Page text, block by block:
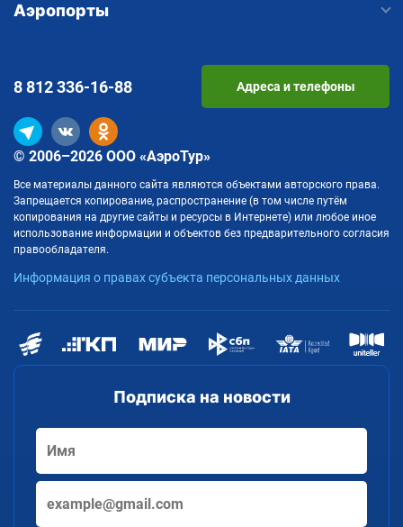
Аэропорты
Подписка на новости
© 2006–2026 ООО «АэроТур»
Все материалы данного сайта являются объектами авторского права.
Запрещается копирование, распространение (в том числе путём
копирования на другие сайты и ресурсы в Интернете) или любое иное
использование информации и объектов без предварительного согласия
правообладателя.
Информация о правах субъекта персональных данных
8 812336-16-88 Адреса и телефоны